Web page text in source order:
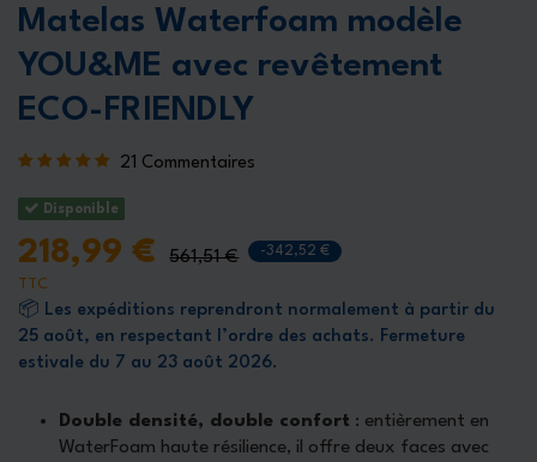
Matelas Waterfoam modèle
YOU&ME avec revêtement
ECO-FRIENDLY
21 Commentaires
Disponible
218,99 € 561,51 € -342,52 €
TTC
📦 Les expéditions reprendront normalement à partir du
25 août, en respectant l’ordre des achats. Fermeture
estivale du 7 au 23 août 2026.
Double densité, double confort : entièrement en
WaterFoam haute résilience, il offre deux faces avec